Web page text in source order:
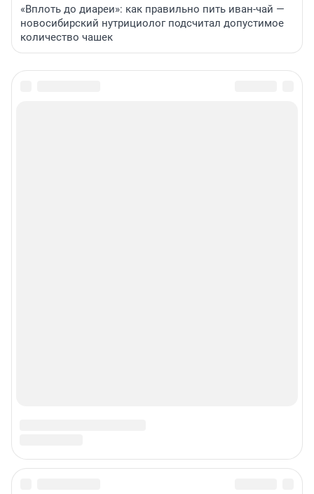
«Вплоть до диареи»: как правильно пить иван-чай —
новосибирский нутрициолог подсчитал допустимое
количество чашек